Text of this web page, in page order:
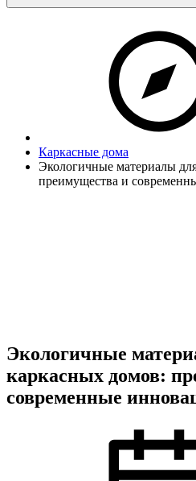
Каркасные дома
Экологичные материалы
преимущества и
Экологичные
каркасных домов:
современные